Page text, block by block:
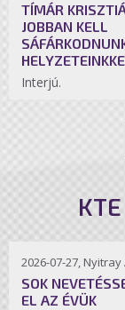
TÍMÁR
JOBBAN KELL
Interjú.
2026-07-27,
SOK
EL AZ ÉVÜK